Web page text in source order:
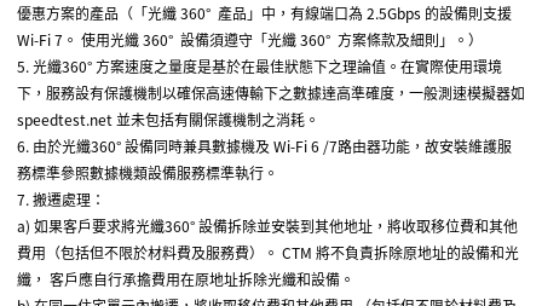
優惠方案的產品（「光纖360° 產品」中，有線端口為2.5Gbps 的設備則支援
Wi-Fi 7 。 使用光纖360° 設備須遵守「光纖360° 方案條款及細則」。）
5.光纖360°方案速度之量度是基於在最佳狀態下之理論值。在實際使用環境
下，服務設有保護機制以確保高速傳輸下之數據達高準確度，一般測速模擬器如
speedtest.net並未包括有關保護機制之消耗。
6. 由於光纖360°設備同時兼具數據機及 Wi-Fi 6 /7路由器功能，故安裝維護服
務標準參照數據機類設備服務標準執行。
7.搬遷處理：
a) 如果客戶要求將光纖360°設備拆除並安裝到其他地址，將收取移位費和其他
費用 （包括但不限於材料費及服務費） 。 CTM 將不負責拆除原地址的設備和光
纖， 客戶應自行承擔費用在原地址拆除光纖和設備。